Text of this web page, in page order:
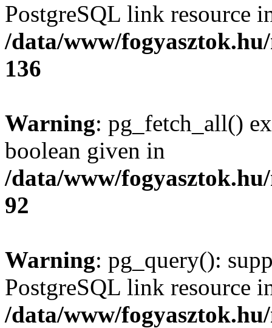
PostgreSQL link resource
/data/www/
136
Warning: pg_fetch_all()
boolean given in
/data/www/
92
Warning: pg_query():
PostgreSQL link resource
/data/www/